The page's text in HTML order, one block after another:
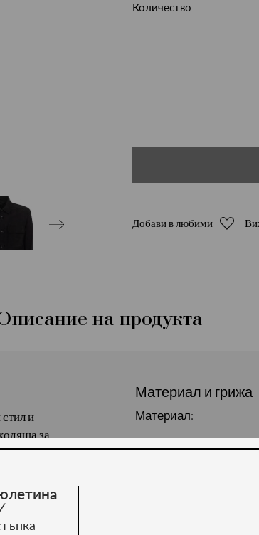
Количество
Добави в любими
на продукта
и
за
10%
Материал и грижа
Материал: